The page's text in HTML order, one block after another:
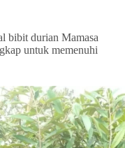
bibit durian Mamasa
untuk memenuhi